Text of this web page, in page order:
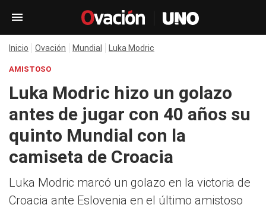
Inicio Ovación Mundial Luka Modric
AMISTOSO
Luka Modric hizo un golazo
antes de jugar con 40 años su
quinto Mundial con la
camiseta de Croacia
Luka Modric marcó un golazo en la victoria de
Croacia ante Eslovenia en el último amistoso